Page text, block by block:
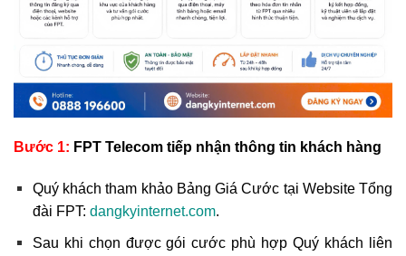
Bước 1: FPT Telecom tiếp nhận thông tin khách hàng
Quý khách tham khảo Bảng Giá Cước tại Website Tổng
đài FPT: dangkyinternet.com.
Sau khi chọn được gói cước phù hợp Quý khách liên